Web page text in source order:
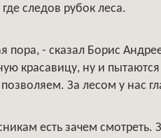
следов рубок леса.
пора, - сказал Борис
красавицу, ну и
За лесом у нас
есть зачем